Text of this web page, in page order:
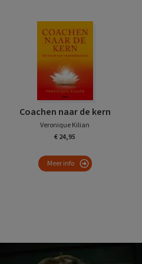
Coachen naar de kern
Veronique Kilian
€ 24,95
Meer info